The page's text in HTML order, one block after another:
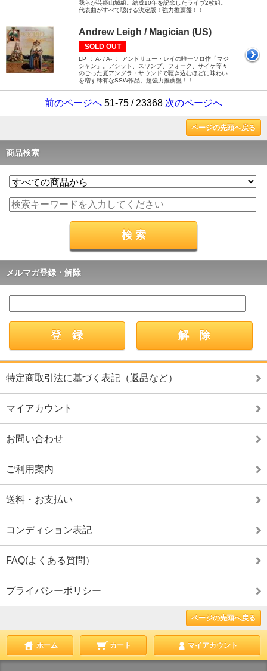
我らが芸能山城組。結成10年を記念したライヴ2枚組。
代表曲がすべて聴ける決定版！強力推薦盤！！
Andrew Leigh / Magician (US)
SOLD OUT
LP ： A- / A- ： アンドリュー・レイの唯一ソロ作「マジ
シャン」。アシッド、スワンプ、フォーク、サイケ等々
のごった煮アングラ・サウンドで聴き込むほどに味わい
を増す稀有なSSW作品。超強力推薦盤！！
前のページへ 51-75 / 23368 次のページへ
ページの先頭へ戻る
商品検索
メルマガ登録・解除
特定商取引法に基づく表記（返品など）
マイアカウント
お問い合わせ
ご利用案内
送料・お支払い
コンディション表記
FAQ(よくある質問）
プライバシーポリシー
ページの先頭へ戻る
ホーム カート マイアカウント